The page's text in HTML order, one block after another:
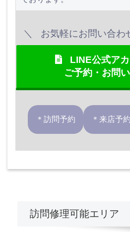
お気軽にお問い合わ
LINE公式ア
ご予約・お問
＊訪問予約 ＊来店予約
訪問修理可能エリア